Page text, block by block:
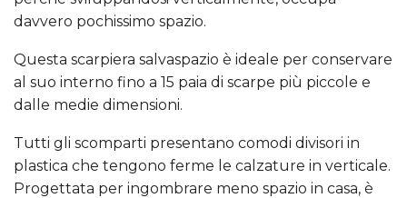
davvero pochissimo spazio.
Questa scarpiera salvaspazio è ideale per conservare
al suo interno fino a 15 paia di scarpe più piccole e
dalle medie dimensioni.
Tutti gli scomparti presentano comodi divisori in
plastica che tengono ferme le calzature in verticale.
Progettata per ingombrare meno spazio in casa, è